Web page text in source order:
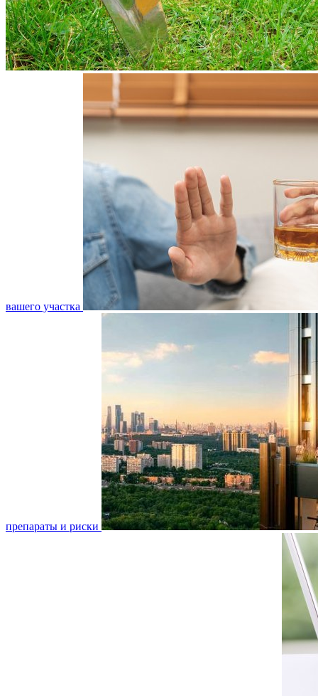
вашего участка
препараты и риски